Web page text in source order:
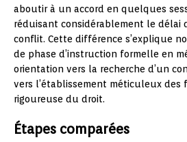
aboutir à un accord en quelques
réduisant considérablement le délai
conflit. Cette différence s’explique
de phase d’instruction formelle en
orientation vers la recherche d’un
vers l’établissement méticuleux des
rigoureuse du droit.
Étapes comparées